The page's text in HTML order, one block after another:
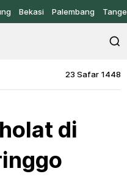
Bekasi Palembang
23 Safar 1448
di